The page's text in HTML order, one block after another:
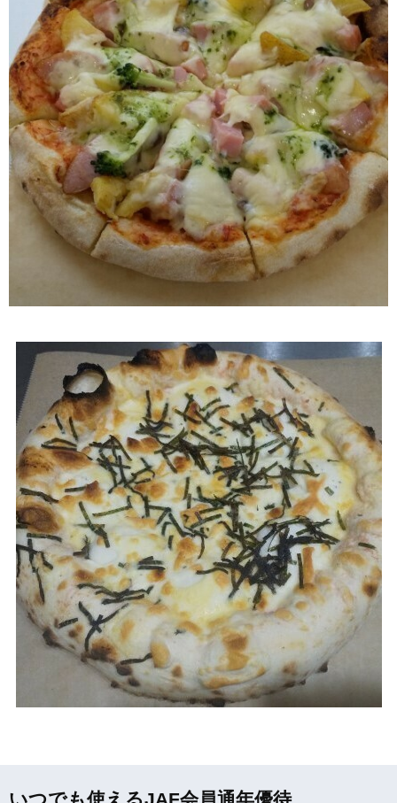
いつでも使えるJAF会員通年優待